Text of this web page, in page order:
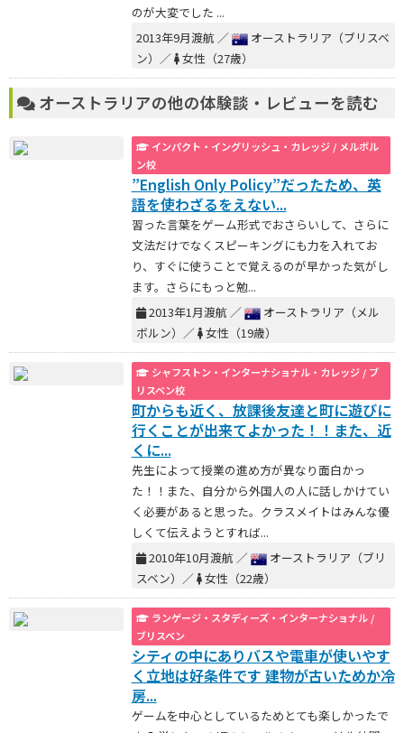
のが大変でした ...
2013年9月渡航 ／
オーストラリア（ブリスベ
ン）／ 女性（27歳）
オーストラリアの他の体験談・レビューを読む
インパクト・イングリッシュ・カレッジ / メルボル
ン校
”English Only Policy”だったため、英
語を使わざるをえない...
習った言葉をゲーム形式でおさらいして、さらに
文法だけでなくスピーキングにも力を入れてお
り、すぐに使うことで覚えるのが早かった気がし
ます。さらにもっと勉...
2013年1月渡航 ／
オーストラリア（メル
ボルン）／ 女性（19歳）
シャフストン・インターナショナル・カレッジ / ブ
リスベン校
町からも近く、放課後友達と町に遊びに
行くことが出来てよかった！！また、近
くに...
先生によって授業の進め方が異なり面白かっ
た！！また、自分から外国人の人に話しかけてい
く必要があると思った。クラスメイトはみんな優
しくて伝えようとすれば...
2010年10月渡航 ／
オーストラリア（ブリ
スベン）／ 女性（22歳）
ランゲージ・スタディーズ・インターナショナル /
ブリスベン
シティの中にありバスや電車が使いやす
く立地は好条件です 建物が古いためか冷
房...
ゲームを中心としているためとても楽しかったで